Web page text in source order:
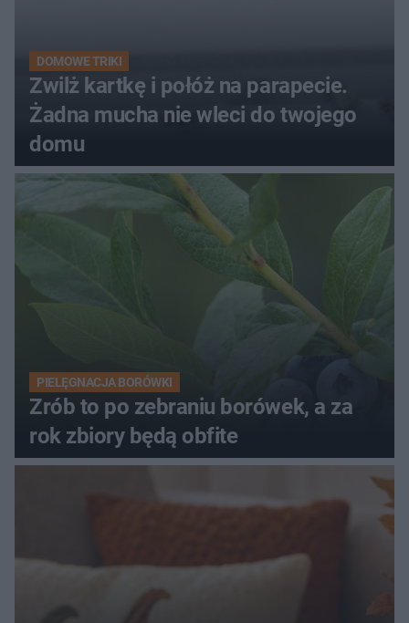
DOMOWE TRIKI
Zwilż kartkę i połóż na parapecie.
Żadna mucha nie wleci do twojego
domu
PIELĘGNACJA BORÓWKI
Zrób to po zebraniu borówek, a za
rok zbiory będą obfite